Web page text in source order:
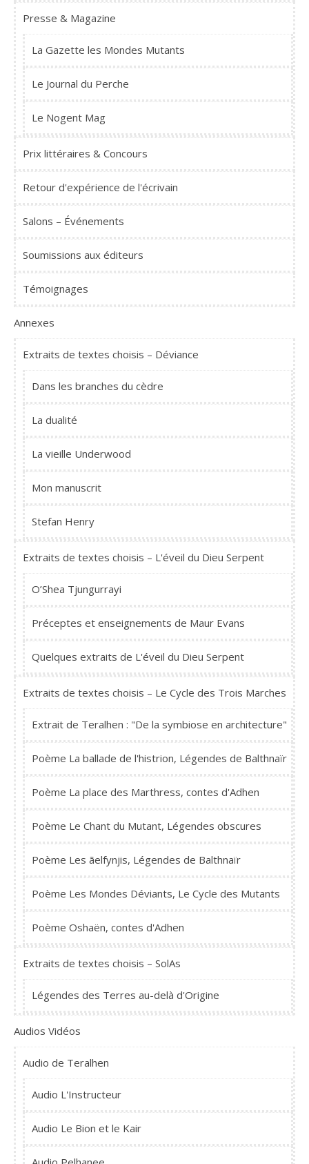
Presse & Magazine
La Gazette les Mondes Mutants
Le Journal du Perche
Le Nogent Mag
Prix littéraires & Concours
Retour d'expérience de l'écrivain
Salons – Événements
Soumissions aux éditeurs
Témoignages
Annexes
Extraits de textes choisis – Déviance
Dans les branches du cèdre
La dualité
La vieille Underwood
Mon manuscrit
Stefan Henry
Extraits de textes choisis – L'éveil du Dieu Serpent
O’Shea Tjungurrayi
Préceptes et enseignements de Maur Evans
Quelques extraits de L'éveil du Dieu Serpent
Extraits de textes choisis – Le Cycle des Trois Marches
Extrait de Teralhen : "De la symbiose en architecture"
Poème La ballade de l'histrion, Légendes de Balthnaïr
Poème La place des Marthress, contes d'Adhen
Poème Le Chant du Mutant, Légendes obscures
Poème Les ãelfynjis, Légendes de Balthnaïr
Poème Les Mondes Déviants, Le Cycle des Mutants
Poème Oshaën, contes d'Adhen
Extraits de textes choisis – SolAs
Légendes des Terres au-delà d'Origine
Audios Vidéos
Audio de Teralhen
Audio L'Instructeur
Audio Le Bion et le Kair